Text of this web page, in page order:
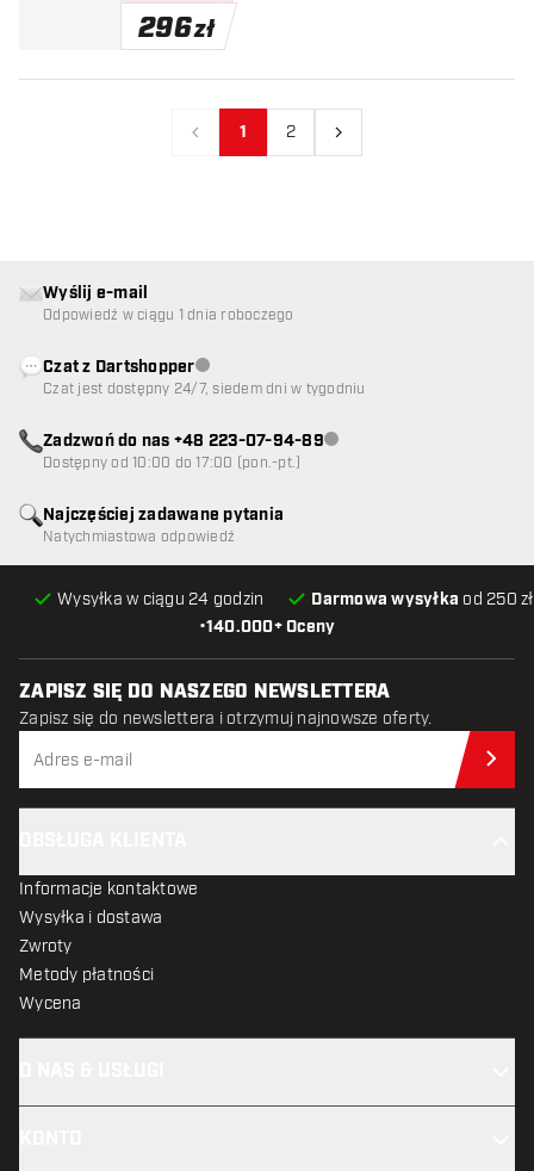
296zł
Poprzedni
1 2 Następny
•140.000+ Oceny
Wysyłka w ciągu 24 godzin Darmowa wysyłka od 250
Najczęściej zadawane pytania
Natychmiastowa odpowiedź
Wyślij e-mail
Odpowiedź w ciągu 1 dnia roboczego
Czat z DartshopperObsługa klienta niedostępna
Czat jest dostępny 24/7, siedem dni w tygodniu
Zadzwoń do nas +48 223-07-94-89Obsługa klienta niedostępna
Dostępny od 10:00 do 17:00 (pon.-pt.)
ZAPISZ SIĘ DO NASZEGO NEWSLETTERA
Zapisz się do newslettera i otrzymuj najnowsze oferty.
Informacje kontaktowe
Wysyłka i dostawa
Zwroty
Metody płatności
Wycena